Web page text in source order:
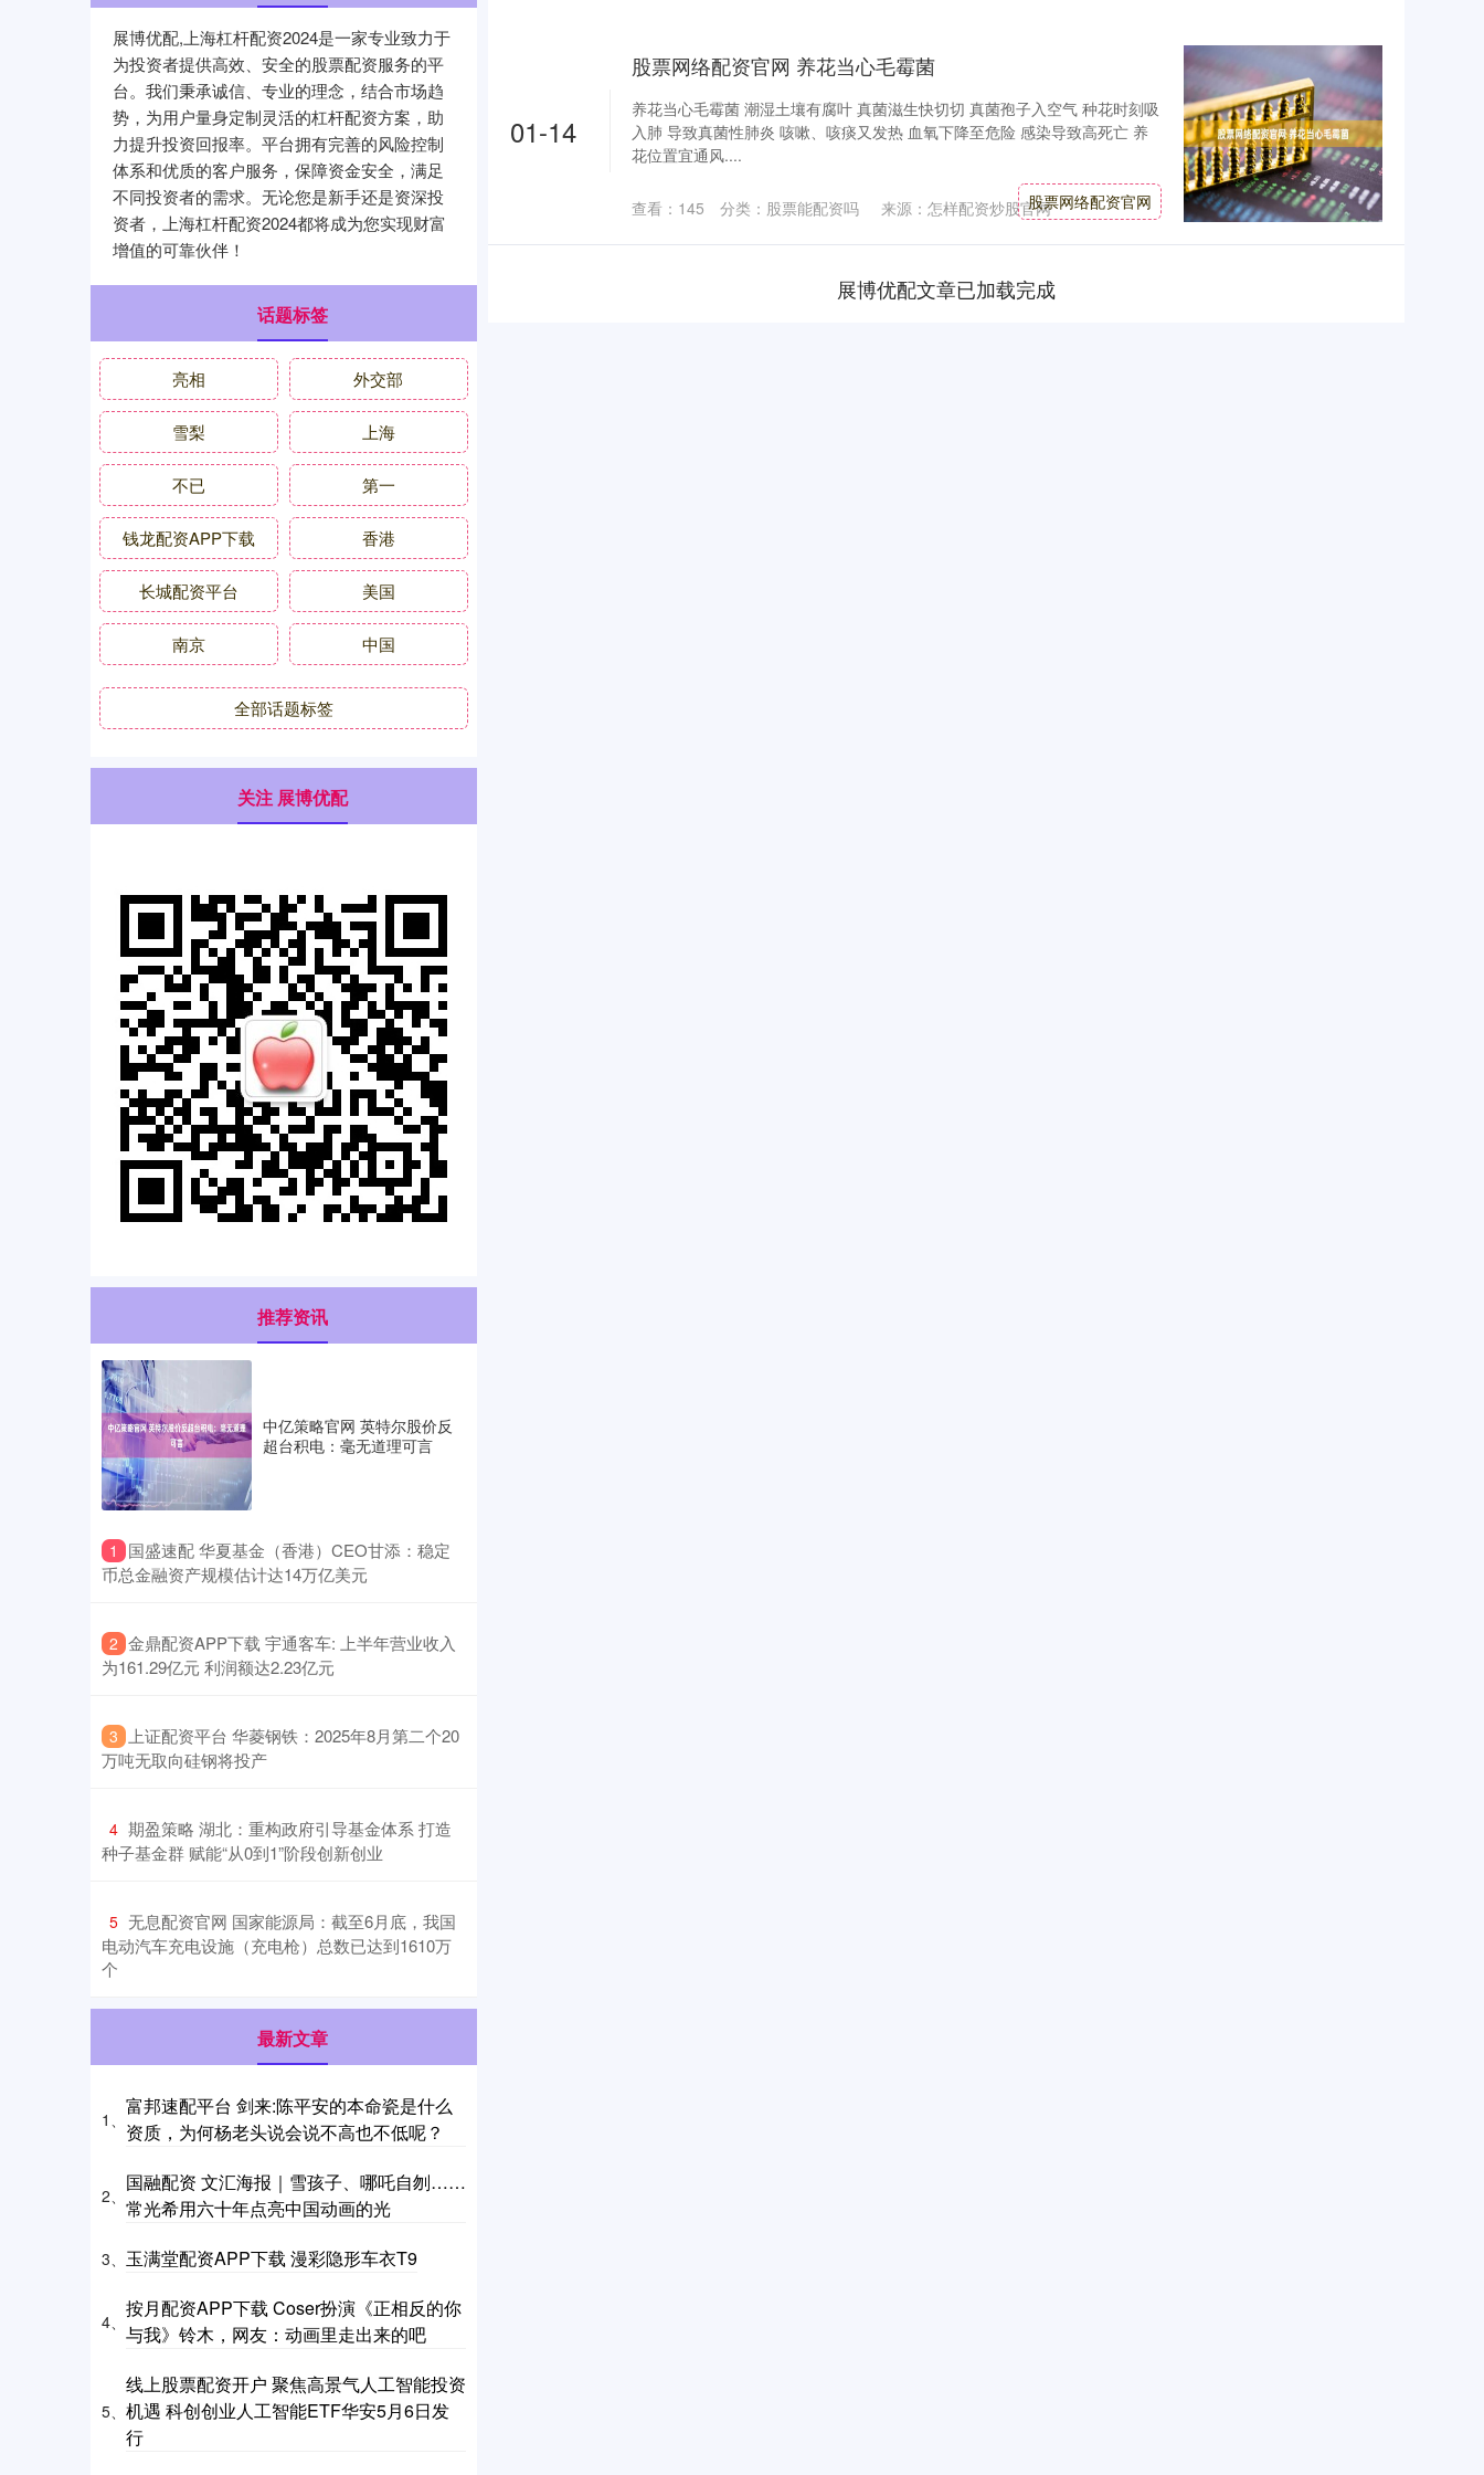
01-14
股票网络配资官网 养花当心毛霉菌
养花当心毛霉菌 潮湿土壤有腐叶 真菌滋生快切切 真菌孢子入空气 种花时刻吸
入肺 导致真菌性肺炎 咳嗽、咳痰又发热 血氧下降至危险 感染导致高死亡 养
花位置宜通风....
股票网络配资官网
来源：怎样配资炒股官网
查看： 145 分类： 股票能配资吗
展博优配文章已加载完成
展博优配,上海杠杆配资2024是一家专业致力于
为投资者提供高效、安全的股票配资服务的平
台。我们秉承诚信、专业的理念，结合市场趋
势，为用户量身定制灵活的杠杆配资方案，助
力提升投资回报率。平台拥有完善的风险控制
体系和优质的客户服务，保障资金安全，满足
不同投资者的需求。无论您是新手还是资深投
资者，上海杠杆配资2024都将成为您实现财富
增值的可靠伙伴！
话题标签
亮相 外交部
雪梨 上海
不已 第一
钱龙配资APP下载 香港
长城配资平台 美国
南京 中国
全部话题标签
关注 展博优配
推荐资讯
中亿策略官网 英特尔股价反
超台积电：毫无道理可言
1
​国盛速配 华夏基金（香港）CEO甘添：稳定
币总金融资产规模估计达14万亿美元
2 ​金鼎配资APP下载 宇通客车: 上半年营业收入
为161.29亿元 利润额达2.23亿元
3
​上证配资平台 华菱钢铁：2025年8月第二个20
万吨无取向硅钢将投产
4 ​期盈策略 湖北：重构政府引导基金体系 打造
种子基金群 赋能“从0到1”阶段创新创业
5 ​无息配资官网 国家能源局：截至6月底，我国
电动汽车充电设施（充电枪）总数已达到1610万
个
最新文章
1、
富邦速配平台 剑来:陈平安的本命瓷是什么
资质，为何杨老头说会说不高也不低呢？
2、
国融配资 文汇海报｜雪孩子、哪吒自刎……
常光希用六十年点亮中国动画的光
3、 玉满堂配资APP下载 漫彩隐形车衣T9
4、
按月配资APP下载 Coser扮演《正相反的你
与我》铃木，网友：动画里走出来的吧
5、
线上股票配资开户 聚焦高景气人工智能投资
机遇 科创创业人工智能ETF华安5月6日发
行